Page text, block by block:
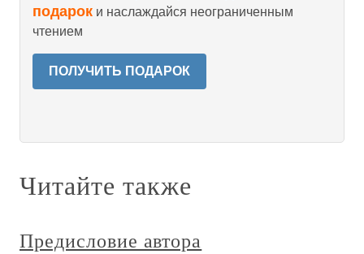
подарок и наслаждайся неограниченным
чтением
ПОЛУЧИТЬ ПОДАРОК
Читайте также
Предисловие автора